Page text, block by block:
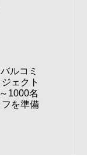
ルコミ
ェクト
1000名
を準備